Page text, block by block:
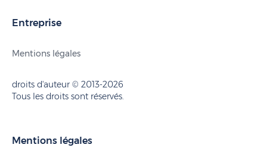
Entreprise
Mentions légales
droits d'auteur © 2013-2026
Tous les droits sont réservés.
Mentions légales